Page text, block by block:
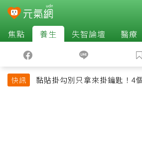
焦點 養生 失智論壇 醫療
快訊
黏貼掛勾別只拿來掛鑰匙！4